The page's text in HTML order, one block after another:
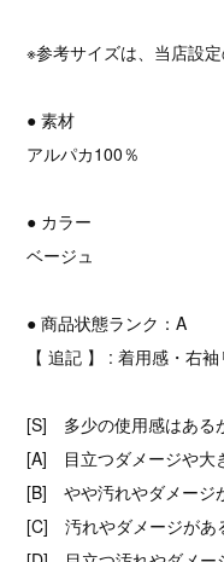
※参考サイズは、当店設
● 素材
アルパカ100％
● カラー
ベージュ
● 商品状態ランク：A
【 追記 】 : 着用感・右
[S] 多少の使用感はある
[A] 目立つダメージや大
[B] やや汚れやダメージ
[C] 汚れやダメージがあ